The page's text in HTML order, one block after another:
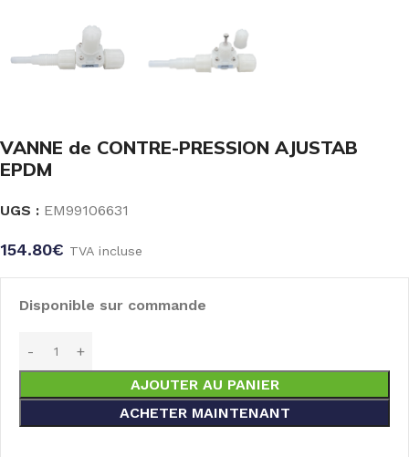
VANNE de CONTRE-PRESSION AJUSTAB
EPDM
UGS : EM99106631
154.80€ TVA incluse
Disponible sur commande
AJOUTER AU PANIER
ACHETER MAINTENANT